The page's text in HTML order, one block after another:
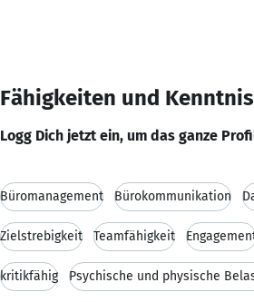
Fähigkeiten und
Logg Dich jetzt ein, um das ganze
Büromanagement Bürokommunikation
Zielstrebigkeit Teamfähigkeit
kritikfähig Psychische und physische